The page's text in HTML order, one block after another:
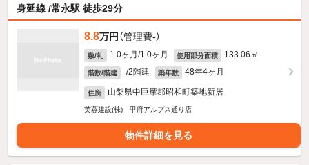
身延線 /常永駅 徒歩29分
8.8万円 （管理費-）
敷/礼 1.0ヶ月/1.0ヶ月 使用部分面積 133.06㎡
階数/階建 -/2階建 築年数 48年4ヶ月
住所 山梨県中巨摩郡昭和町築地新居
芙蓉建設(株) 甲府アルプス通り店
物件詳細を見る